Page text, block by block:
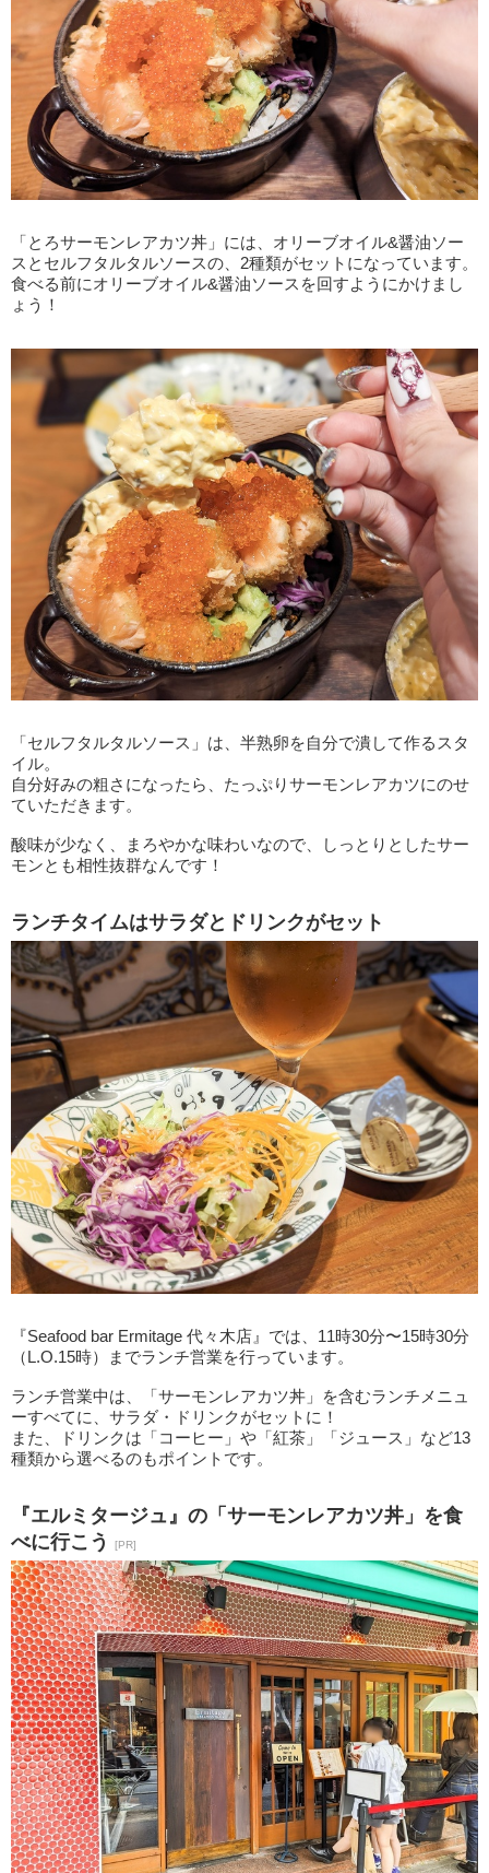
「とろサーモンレアカツ丼」には、オリーブオイル&醤油ソー
スとセルフタルタルソースの、2種類がセットになっています。
食べる前にオリーブオイル&醤油ソースを回すようにかけまし
ょう！
「セルフタルタルソース」は、半熟卵を自分で潰して作るスタ
イル。
自分好みの粗さになったら、たっぷりサーモンレアカツにのせ
ていただきます。
酸味が少なく、まろやかな味わいなので、しっとりとしたサー
モンとも相性抜群なんです！
ランチタイムはサラダとドリンクがセット
『Seafood bar Ermitage 代々木店』では、11時30分〜15時30分
（L.O.15時）までランチ営業を行っています。
ランチ営業中は、「サーモンレアカツ丼」を含むランチメニュ
ーすべてに、サラダ・ドリンクがセットに！
また、ドリンクは「コーヒー」や「紅茶」「ジュース」など13
種類から選べるのもポイントです。
『エルミタージュ』の「サーモンレアカツ丼」を食
べに行こう
[PR]